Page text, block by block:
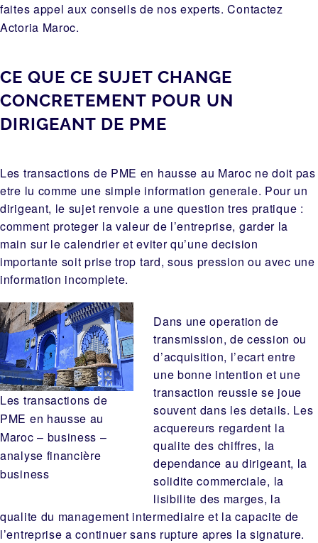
faites appel aux conseils de nos experts.Contactez
Actoria Maroc.
CE QUE CE SUJET CHANGE
CONCRETEMENT POUR UN
DIRIGEANT DE PME
Les transactions de PME en hausse au Maroc ne doit pas
etre lu comme une simple information generale. Pour un
dirigeant, le sujet renvoie a une question tres pratique :
comment proteger la valeur de l’entreprise, garder la
main sur le calendrier et eviter qu’une decision
importante soit prise trop tard, sous pression ou avec une
information incomplete.
Les transactions de
PME en hausse au
Maroc – business –
analyse financière
business
Dans une operation de
transmission, de cession ou
d’acquisition, l’ecart entre
une bonne intention et une
transaction reussie se joue
souvent dans les details. Les
acquereurs regardent la
qualite des chiffres, la
dependance au dirigeant, la
solidite commerciale, la
lisibilite des marges, la
qualite du management intermediaire et la capacite de
l’entreprise a continuer sans rupture apres la signature.